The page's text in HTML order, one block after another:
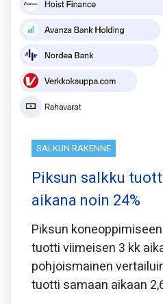
SALKUN RAKENNE
Piksun salkku
aikana noin 24%
Piksun
tuotti viimeisen 3 kk
pohjoismainen
tuotti samaan aikaan